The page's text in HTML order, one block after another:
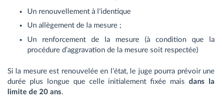
Un renouvellement à l'identique
Un allègement de la mesure ;
Un renforcement de la mesure (à condition que la
procédure d’aggravation de la mesure soit respectée)
Si la mesure est renouvelée en l’état, le juge pourra prévoir une
durée plus longue que celle initialement fixée maisdans la
limite de 20 ans.